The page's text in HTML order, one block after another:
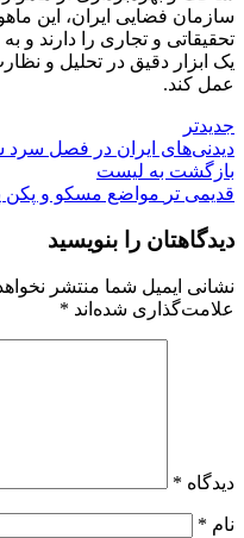
سازمان فضایی ایران، این
تحقیقاتی و تجاری را دارند و
یک ابزار دقیق در تحلیل و
عمل کند.
جدیدتر
دیدنی‌های ایران در فصل سرد
بازگشت به لیست
قدیمی تر مواضع مسکو و پکن
دیدگاهتان را بنویسید
نشانی ایمیل شما منتشر
علامت‌گذاری شده‌اند *
دیدگاه *
نام *